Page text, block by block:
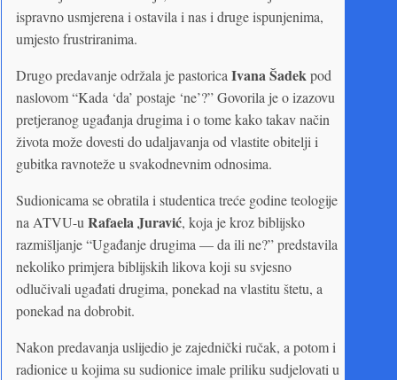
ispravno usmjerena i ostavila i nas i druge ispunjenima,
umjesto frustriranima.
Drugo predavanje održala je pastoricaIvana Šadekpod
naslovom “Kada ‘da’ postaje ‘ne’?” Govorila je o izazovu
pretjeranog ugađanja drugima i o tome kako takav način
života može dovesti do udaljavanja od vlastite obitelji i
gubitka ravnoteže u svakodnevnim odnosima.
Sudionicama se obratila i studentica treće godine teologije
na ATVU-uRafaela Juravić, koja je kroz biblijsko
razmišljanje “Ugađanje drugima — da ili ne?” predstavila
nekoliko primjera biblijskih likova koji su svjesno
odlučivali ugađati drugima, ponekad na vlastitu štetu, a
ponekad na dobrobit.
Nakon predavanja uslijedio je zajednički ručak, a potom i
radionice u kojima su sudionice imale priliku sudjelovati u